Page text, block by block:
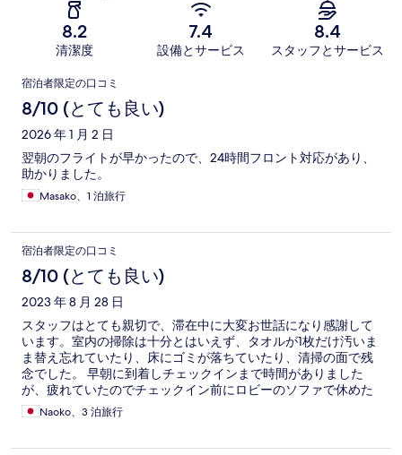
8.2
清潔度
7.4
設備とサービス
8.4
スタッフとサービス
口
コ
ミ
宿泊者限定の口コミ
8/10 (とても良い)
2026 年 1 月 2 日
翌朝のフライトが早かったので、24時間フロント対応があり、
助かりました。
Masako、1 泊旅行
宿泊者限定の口コミ
8/10 (とても良い)
2023 年 8 月 28 日
スタッフはとても親切で、滞在中に大変お世話になり感謝して
います。室内の掃除は十分とはいえず、タオルが1枚だけ汚いま
ま替え忘れていたり、床にゴミが落ちていたり、清掃の面で残
念でした。 早朝に到着しチェックインまで時間がありました
が、疲れていたのでチェックイン前にロビーのソファで休めた
のは助かりました。
Naoko、3 泊旅行